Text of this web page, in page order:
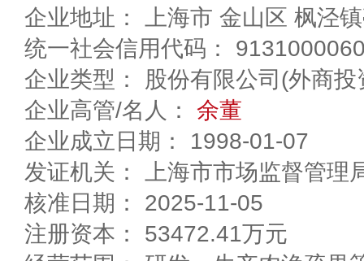
企业地址： 上海市 金山区
统一社会信用代码：
企业类型： 股份有限公司(外商投
企业高管/名人： 余董
企业成立日期： 1998-01-07
发证机关： 上海市市场监督管理
核准日期： 2025-11-05
注册资本： 53472.41万元